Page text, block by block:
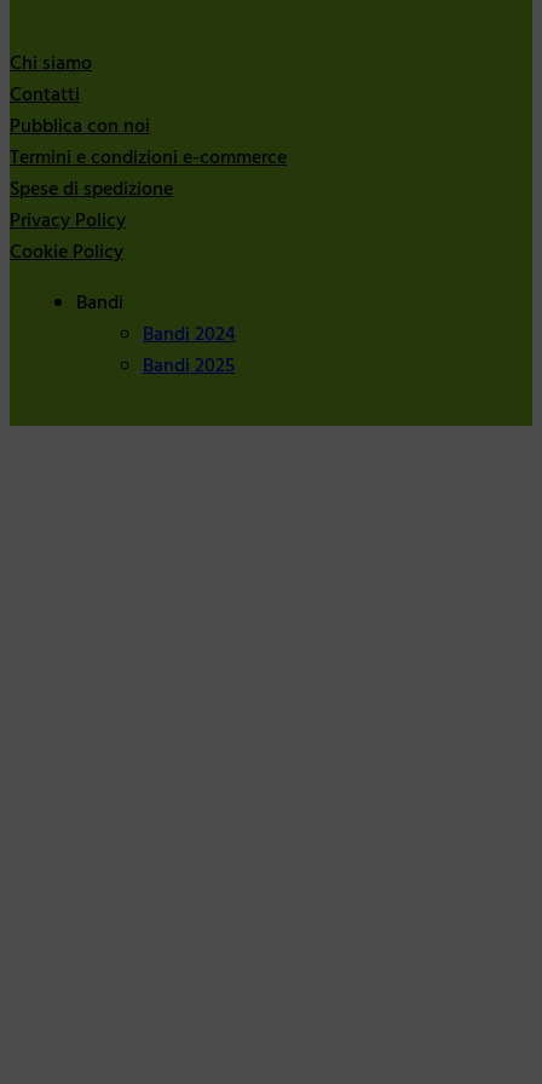
Chi siamo
Contatti
Pubblica con noi
Termini e condizioni e-commerce
Spese di spedizione
Privacy Policy
Cookie Policy
Bandi
Bandi 2024
Bandi 2025